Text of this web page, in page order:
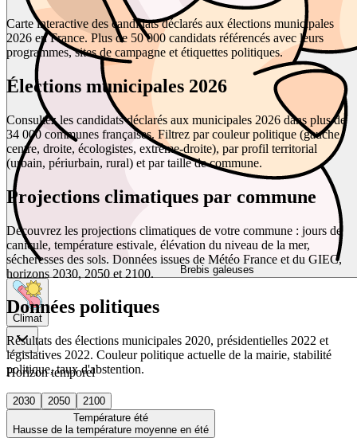
Brebis galeuses
Climat
Horizon temporel
2030 2050
2100
Température été
Hausse de la température moyenne en été
Carte interactive des candidats déclarés aux élections municipales
2026 en France. Plus de 50 000 candidats référencés avec leurs
programmes, sites de campagne et étiquettes politiques.
Élections municipales 2026
Consultez les candidats déclarés aux municipales 2026 dans plus de
34 000 communes françaises. Filtrez par couleur politique (gauche,
centre, droite, écologistes, extrême-droite), par profil territorial
(urbain, périurbain, rural) et par taille de commune.
Projections climatiques par commune
Découvrez les projections climatiques de votre commune : jours de
canicule, température estivale, élévation du niveau de la mer,
sécheresses des sols. Données issues de Météo France et du GIEC,
horizons 2030, 2050 et 2100.
Données politiques
Résultats des élections municipales 2020, présidentielles 2022 et
législatives 2022. Couleur politique actuelle de la mairie, stabilité
politique, taux d'abstention.